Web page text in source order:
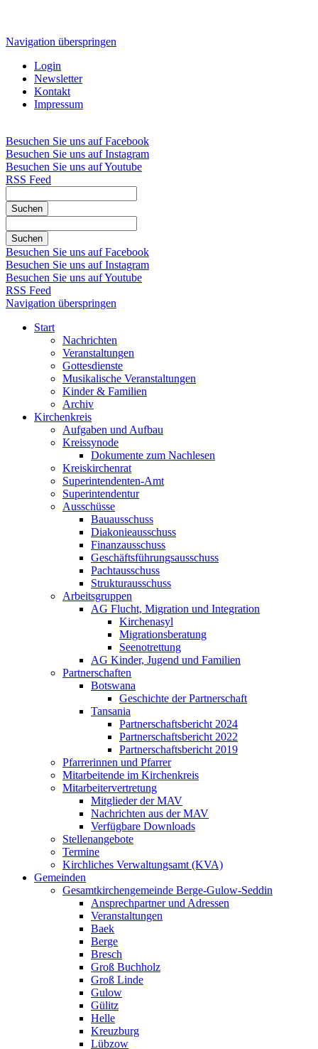
Navigation überspringen
Login
Newsletter
Kontakt
Impressum
Besuchen Sie uns auf Facebook
Besuchen Sie uns auf Instagram
Besuchen Sie uns auf Youtube
RSS Feed
Suchen
Suchen
Besuchen Sie uns auf Facebook
Besuchen Sie uns auf Instagram
Besuchen Sie uns auf Youtube
RSS Feed
Navigation überspringen
Start
Nachrichten
Veranstaltungen
Gottesdienste
Musikalische Veranstaltungen
Kinder & Familien
Archiv
Kirchenkreis
Aufgaben und Aufbau
Kreissynode
Dokumente zum Nachlesen
Kreiskirchenrat
Superintendenten-Amt
Superintendentur
Ausschüsse
Bauausschuss
Diakonieausschuss
Finanzausschuss
Geschäftsführungsausschuss
Pachtausschuss
Strukturausschuss
Arbeitsgruppen
AG Flucht, Migration und Integration
Kirchenasyl
Migrationsberatung
Seenotrettung
AG Kinder, Jugend und Familien
Partnerschaften
Botswana
Geschichte der Partnerschaft
Tansania
Partnerschaftsbericht 2024
Partnerschaftsbericht 2022
Partnerschaftsbericht 2019
Pfarrerinnen und Pfarrer
Mitarbeitende im Kirchenkreis
Mitarbeitervertretung
Mitglieder der MAV
Nachrichten aus der MAV
Verfügbare Downloads
Stellenangebote
Termine
Kirchliches Verwaltungsamt (KVA)
Gemeinden
Gesamtkirchengemeinde Berge-Gulow-Seddin
Ansprechpartner und Adressen
Veranstaltungen
Baek
Berge
Bresch
Groß Buchholz
Groß Linde
Gulow
Gülitz
Helle
Kreuzburg
Lübzow